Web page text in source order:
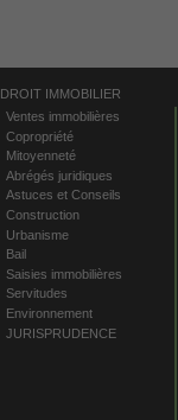
DROIT IMMOBILIER
Ventes immobilières
Copropriété
Mitoyenneté
Abrégés juridiques
Astuces et Conseils
Construction
Urbanisme
Bail
Saisies immobilières
Servitudes
Environnement
JURISPRUDENCE